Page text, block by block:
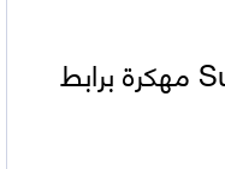
تنزيل لعبة Subway Surfers مهكرة برابط